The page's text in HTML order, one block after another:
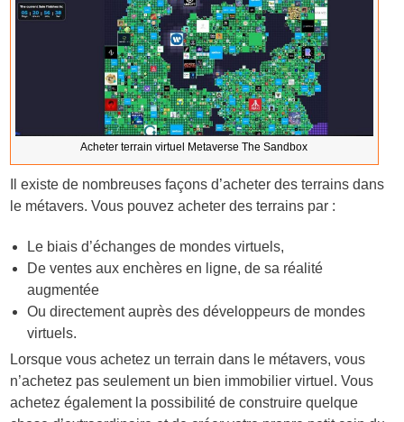
Acheter terrain virtuel Metaverse The Sandbox
Il existe de nombreuses façons d’acheter des terrains dans
le métavers. Vous pouvez acheter des terrains par :
Le biais d’échanges de mondes virtuels,
De ventes aux enchères en ligne, de sa réalité
augmentée
Ou directement auprès des développeurs de mondes
virtuels.
Lorsque vous achetez un terrain dans le métavers, vous
n’achetez pas seulement un bien immobilier virtuel. Vous
achetez également la possibilité de construire quelque